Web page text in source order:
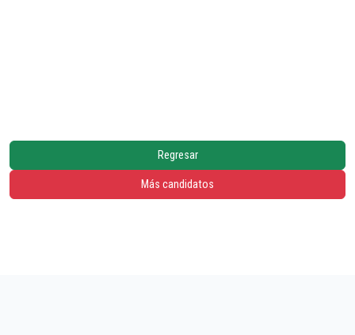
Regresar
Más candidatos